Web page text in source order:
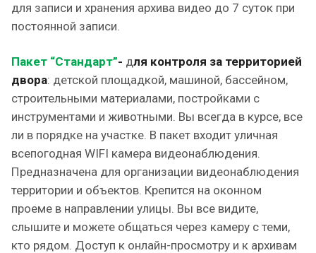
для записи и хранения архива видео до 7 суток при
постоянной записи.
Пакет “Стандарт”- для контроля за территорией
двора: детской площадкой, машиной, бассейном,
строительными материалами, постройками с
инструментами и животными. Вы всегда в курсе, все
ли в порядке на участке. В пакет входит уличная
всепогодная WIFI камера видеонаблюдения.
Предназначена для организации видеонаблюдения
территории и объектов. Крепится на оконном
проеме в направлении улицы. Вы все видите,
слышите и можете общаться через камеру с теми,
кто рядом. Доступ к онлайн-просмотру и к архивам